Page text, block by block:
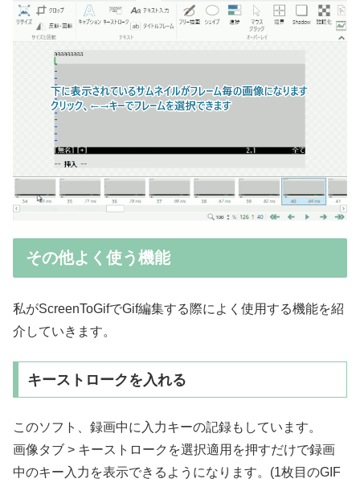
その他よく使う機能
私がScreenToGifでGif編集する際によく使用する機能を紹
介していきます。
キーストロークを入れる
このソフト、録画中に入力キーの記録もしています。
画像タブ > キーストロークを選択適用を押すだけで録画
中のキー入力を表示できるようになります。(1枚目のGIF